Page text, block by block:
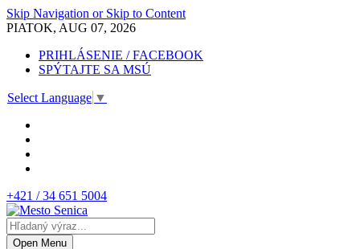
Skip Navigation or Skip to Content
PIATOK, AUG 07, 2026
PRIHLÁSENIE / FACEBOOK
SPÝTAJTE SA MSÚ
Select Language ▼
+421 / 34 651 5004
Open Menu